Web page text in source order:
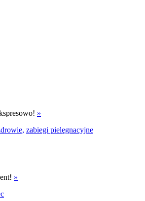
»
zabiegi pielęgnacyjne
»